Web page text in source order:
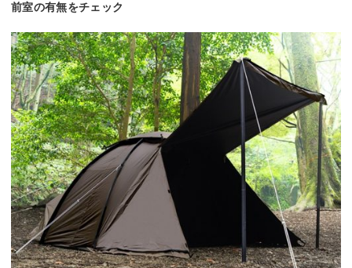
前室の有無をチェック